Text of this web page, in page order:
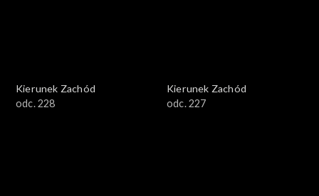
Kierunek Zachód
odc. 228
Kierunek Zachód
odc. 227